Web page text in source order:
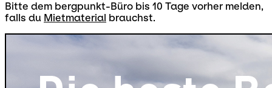
Bitte dem bergpunkt-Büro bis 10 Tage vorher melden,
falls du Mietmaterial brauchst.